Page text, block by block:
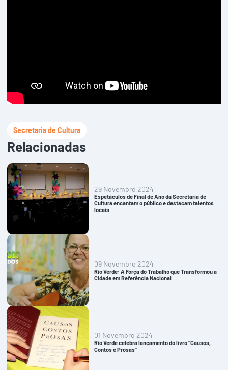
Secretaria de Cultura
Relacionadas
29 Novembro 2024
Espetáculos de Final de Ano da Secretaria de
Cultura encantam o público e destacam talentos
locais
09 Novembro 2024
Rio Verde: A Força do Trabalho que Transformou a
Cidade em Referência Nacional
01 Novembro 2024
Rio Verde celebra lançamento do livro “Causos,
Contos e Prosas”